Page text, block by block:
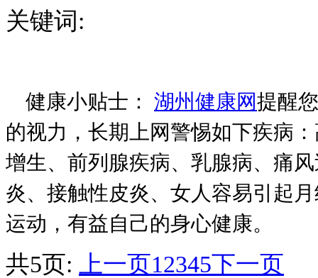
关键词:
健康小贴士： 湖州健康网提醒
的视力，长期上网警惕如下疾病
增生、前列腺疾病、乳腺病、痛
炎、接触性皮炎、女人容易引起
运动，有益自己的身心健康。
共5页: 上一页12345下一页